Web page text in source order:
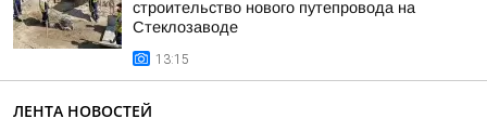
строительство нового путепровода на
Стеклозаводе
13:15
ЛЕНТА НОВОСТЕЙ